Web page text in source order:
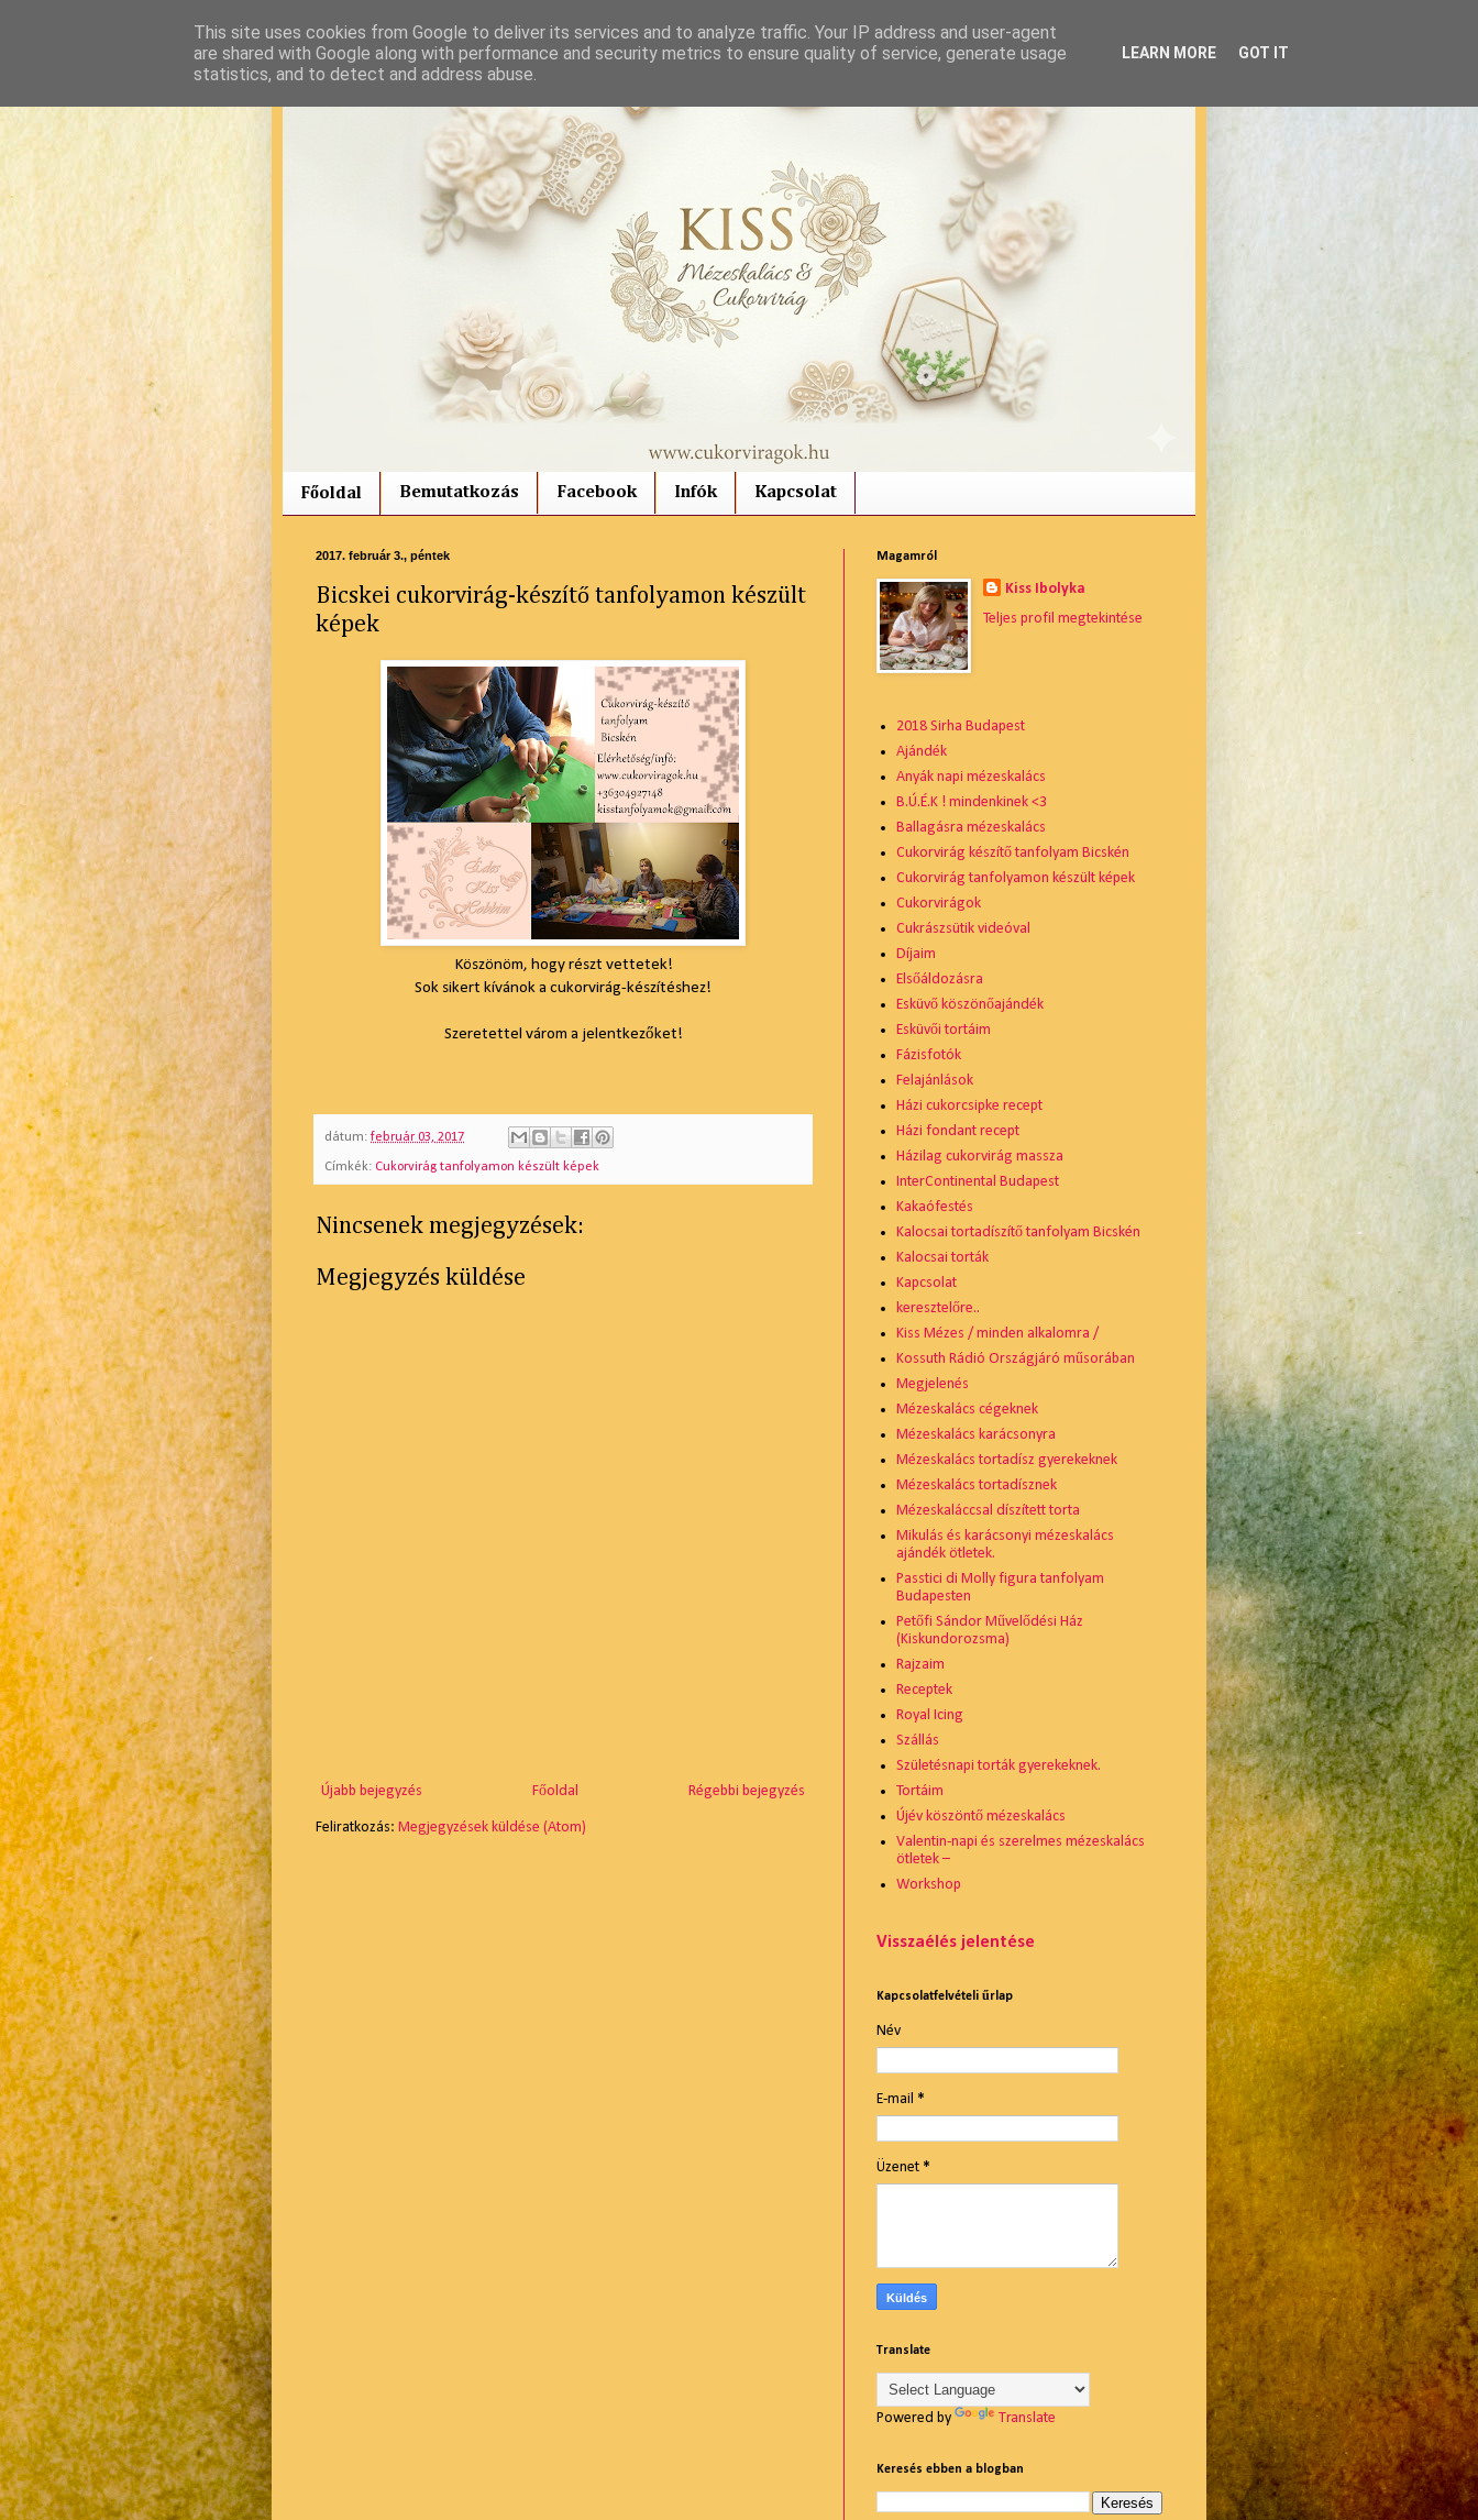
Főoldal Bemutatkozás Facebook Infók Kapcsolat
2017. február 3., péntek
Bicskei cukorvirág-készítő tanfolyamon készült
képek
Köszönöm, hogy részt vettetek!
Sok sikert kívánok a cukorvirág-készítéshez!
Szeretettel várom a jelentkezőket!
dátum: február 03, 2017
Címkék: Cukorvirág tanfolyamon készült képek
Nincsenek megjegyzések:
Megjegyzés küldése
Újabb bejegyzés Régebbi bejegyzés
Főoldal
Feliratkozás: Megjegyzések küldése (Atom)
Magamról
Kiss Ibolyka
Teljes profil megtekintése
2018 Sirha Budapest
Ajándék
Anyák napi mézeskalács
B.Ú.É.K ! mindenkinek <3
Ballagásra mézeskalács
Cukorvirág készítő tanfolyam Bicskén
Cukorvirág tanfolyamon készült képek
Cukorvirágok
Cukrászsütik videóval
Díjaim
Elsőáldozásra
Esküvő köszönőajándék
Esküvői tortáim
Fázisfotók
Felajánlások
Házi cukorcsipke recept
Házi fondant recept
Házilag cukorvirág massza
InterContinental Budapest
Kakaófestés
Kalocsai tortadíszítő tanfolyam Bicskén
Kalocsai torták
Kapcsolat
keresztelőre..
Kiss Mézes / minden alkalomra /
Kossuth Rádió Országjáró műsorában
Megjelenés
Mézeskalács cégeknek
Mézeskalács karácsonyra
Mézeskalács tortadísz gyerekeknek
Mézeskalács tortadísznek
Mézeskaláccsal díszített torta
Mikulás és karácsonyi mézeskalács
ajándék ötletek.
Passtici di Molly figura tanfolyam
Budapesten
Petőfi Sándor Művelődési Ház
(Kiskundorozsma)
Rajzaim
Receptek
Royal Icing
Szállás
Születésnapi torták gyerekeknek.
Tortáim
Újév köszöntő mézeskalács
Valentin-napi és szerelmes mézeskalács
ötletek –
Workshop
Visszaélés jelentése
Kapcsolatfelvételi űrlap
Név
E-mail *
Üzenet *
Translate
Powered by Translate
Keresés ebben a blogban
This site uses cookies from Google to deliver its services and to analyze traffic. Your IP address and user-agent
are shared with Google along with performance and security metrics to ensure quality of service, generate usage
statistics, and to detect and address abuse.
LEARN MORE GOT IT